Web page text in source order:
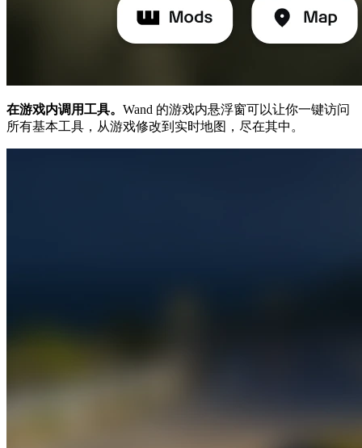
在游戏内调用工具。 Wand 的游戏内悬浮窗可以让你一键访问
所有基本工具，从游戏修改到实时地图，尽在其中。